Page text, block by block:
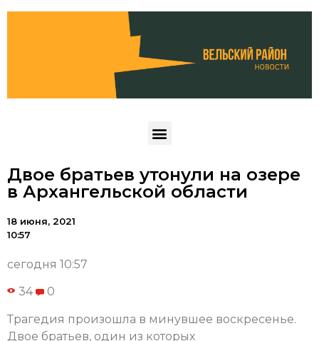
Двое братьев утонули на озере
в Архангельской области
18 июня, 2021
10:57
сегодня 10:57
34 0
Трагедия произошла в минувшее воскресенье.
Двое братьев, один из которых